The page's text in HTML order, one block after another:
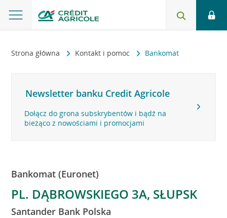
Strona główna Kontakt i pomoc Bankomat
Newsletter banku Credit Agricole
Dołącz do grona subskrybentów i bądź na
bieżąco z nowościami i promocjami
Bankomat (Euronet)
PL. DĄBROWSKIEGO 3A, SŁUPSK
Santander Bank Polska